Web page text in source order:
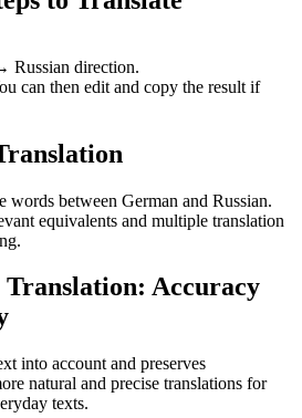
Russian direction.
can then edit and copy the result if
words between German and Russian.
equivalents and multiple translation
Accuracy
into account and preserves
natural and precise translations for
texts.